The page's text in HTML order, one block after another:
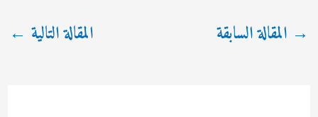
→ المقالة السابقة المقالة التالية ←